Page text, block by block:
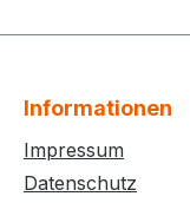
Informationen
Impressum
Datenschutz